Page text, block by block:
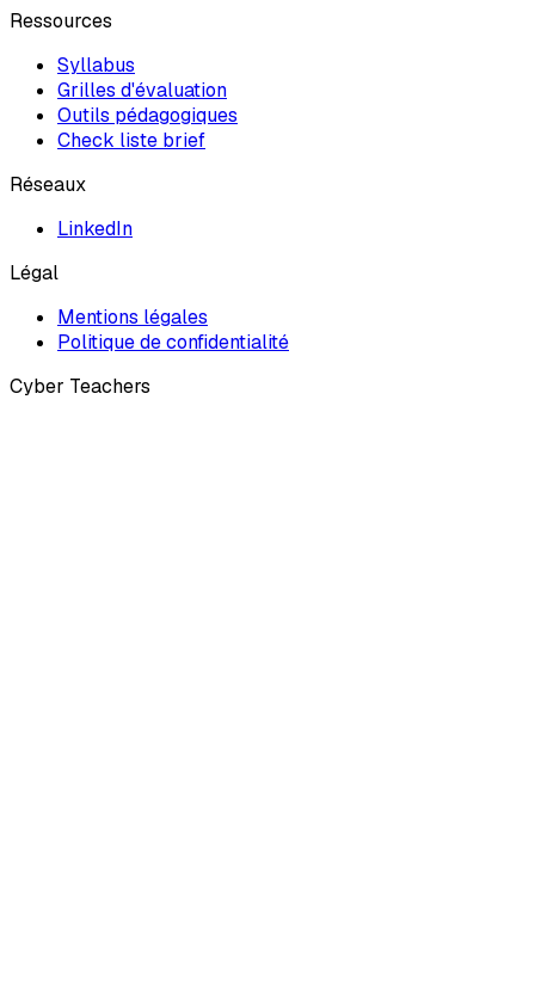
Ressources
Syllabus
Grilles d'évaluation
Outils pédagogiques
Check liste brief
Réseaux
LinkedIn
Légal
Mentions légales
Politique de confidentialité
Cyber Teachers